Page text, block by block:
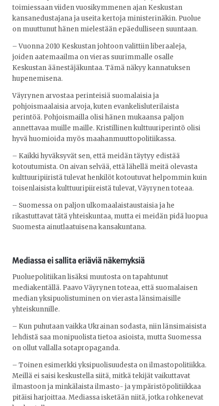
toimiessaan viiden vuosikymmenen ajan Keskustan
kansanedustajana ja useita kertoja ministerinäkin. Puolue
on muuttunut hänen mielestään epäedulliseen suuntaan.
– Vuonna 2010 Keskustan johtoon valittiin liberaaleja,
joiden aatemaailma on vieras suurimmalle osalle
Keskustan äänestäjäkuntaa. Tämä näkyy kannatuksen
hupenemisena.
Väyrynen arvostaa perinteisiä suomalaisia ja
pohjoismaalaisia arvoja, kuten evankelisluterilaista
perintöä. Pohjoismailla olisi hänen mukaansa paljon
annettavaa muille maille. Kristillinen kulttuuriperintö olisi
hyvä huomioida myös maahanmuuttopolitiikassa.
– Kaikki hyväksyvät sen, että meidän täytyy edistää
kotoutumista. On aivan selvää, että lähellä meitä olevasta
kulttuuripiiristä tulevat henkilöt kotoutuvat helpommin kuin
toisenlaisista kulttuuripiireistä tulevat, Väyrynen toteaa.
– Suomessa on paljon ulkomaalaistaustaisia ja he
rikastuttavat tätä yhteiskuntaa, mutta ei meidän pidä luopua
Suomesta ainutlaatuisena kansakuntana.
Mediassa ei sallita eriäviä näkemyksiä
Puoluepolitiikan lisäksi muutosta on tapahtunut
mediakentällä. Paavo Väyrynen toteaa, että suomalaisen
median yksipuolistuminen on vierasta länsimaisille
yhteiskunnille.
– Kun puhutaan vaikka Ukrainan sodasta, niin länsimaisista
lehdistä saa monipuolista tietoa asioista, mutta Suomessa
on ollut vallalla sotapropaganda.
– Toinen esimerkki yksipuolisuudesta on ilmastopolitiikka.
Meillä ei saisi keskustella siitä, mitkä tekijät vaikuttavat
ilmastoon ja minkälaista ilmasto- ja ympäristöpolitiikkaa
pitäisi harjoittaa. Mediassa isketään niitä, jotka rohkenevat